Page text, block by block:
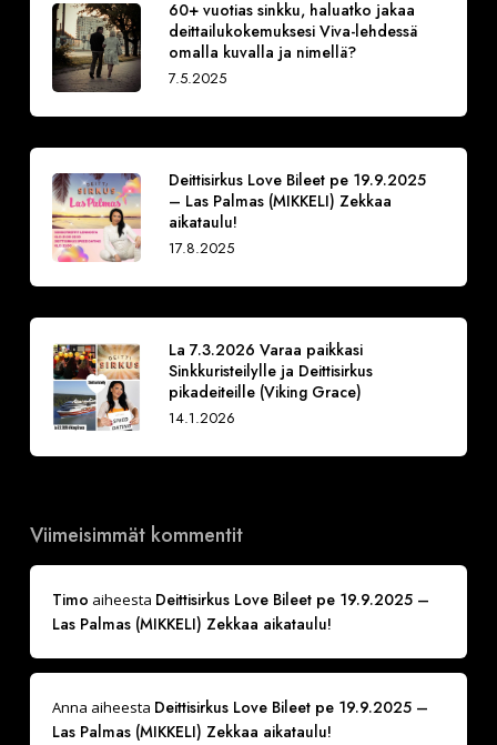
60+ vuotias sinkku, haluatko jakaa
deittailukokemuksesi Viva-lehdessä
omalla kuvalla ja nimellä?
7.5.2025
Deittisirkus Love Bileet pe 19.9.2025
– Las Palmas (MIKKELI) Zekkaa
aikataulu!
17.8.2025
La 7.3.2026 Varaa paikkasi
Sinkkuristeilylle ja Deittisirkus
pikadeiteille (Viking Grace)
14.1.2026
Viimeisimmät kommentit
Timo aiheesta Deittisirkus Love Bileet pe 19.9.2025 –
Las Palmas (MIKKELI) Zekkaa aikataulu!
Anna aiheesta Deittisirkus Love Bileet pe 19.9.2025 –
Las Palmas (MIKKELI) Zekkaa aikataulu!